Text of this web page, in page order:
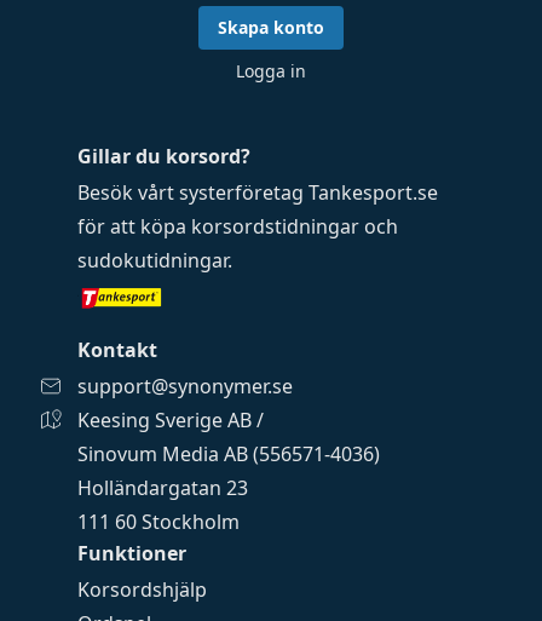
Funktioner
Korsordshjälp
Gillar du korsord?
Besök vårt systerföretag Tankesport.se
för att köpa korsordstidningar och
sudokutidningar.
Kontakt
support@synonymer.se
Keesing Sverige AB /
Sinovum Media AB (556571-4036)
Holländargatan 23
111 60 Stockholm
Skapa konto
Logga in